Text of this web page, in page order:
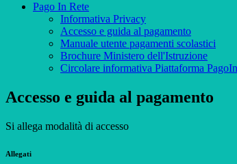
Pago In Rete
Informativa Privacy
Accesso e guida al pagamento
Manuale utente pagamenti scolastici
Brochure Ministero dell'Istruzione
Circolare informativa Piattaforma
Accesso e guida al pagamento
Si allega modalità di accesso
Allegati